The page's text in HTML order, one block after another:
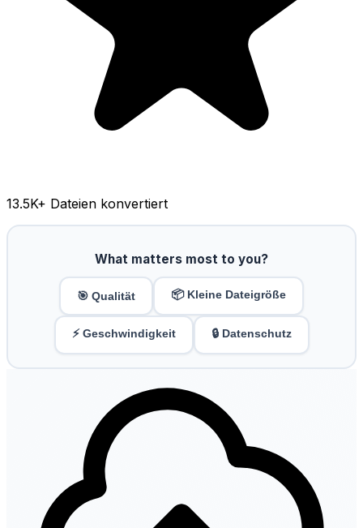
13.5K+ Dateien konvertiert
What matters most to you?
🎯 Qualität 📦 Kleine Dateigröße
⚡ Geschwindigkeit 🔒 Datenschutz